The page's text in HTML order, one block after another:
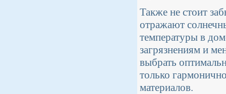
Также не стоит
отражают
температуры в
загрязнениям и
выбрать
только
материалов.